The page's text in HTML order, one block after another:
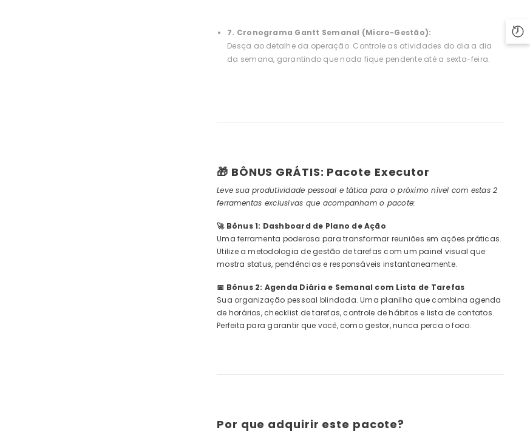
7. Cronograma Gantt Semanal (Micro-Gestão):
Desça ao detalhe da operação. Controle as atividades do dia a dia
da semana, garantindo que nada fique pendente até a sexta-feira.
🎁 BÔNUS GRÁTIS: Pacote Executor
Leve sua produtividade pessoal e tática para o próximo nível com estas 2
ferramentas exclusivas que acompanham o pacote:
🚀 Bônus 1: Dashboard de Plano de Ação
Uma ferramenta poderosa para transformar reuniões em ações práticas.
Utilize a metodologia de gestão de tarefas com um painel visual que
mostra status, pendências e responsáveis instantaneamente.
📅 Bônus 2: Agenda Diária e Semanal com Lista de Tarefas
Sua organização pessoal blindada. Uma planilha que combina agenda
de horários, checklist de tarefas, controle de hábitos e lista de contatos.
Perfeita para garantir que você, como gestor, nunca perca o foco.
Por que adquirir este pacote?